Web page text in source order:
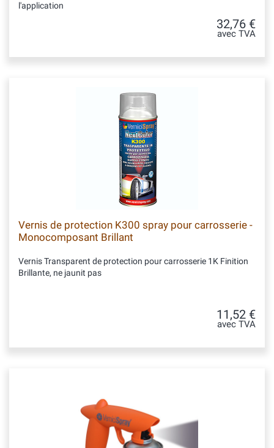
l'application
32,76 €
avec TVA
Vernis de protection K300 spray pour carrosserie -
Monocomposant Brillant
Vernis Transparent de protection pour carrosserie 1K Finition
Brillante, ne jaunit pas
11,52 €
avec TVA